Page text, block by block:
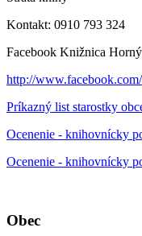
Kontakt: 0910 793 324
Facebook Knižnica
http://
Príkazný list starostky
Ocenenie - knihovnícky
Ocenenie - knihovnícky
Obec